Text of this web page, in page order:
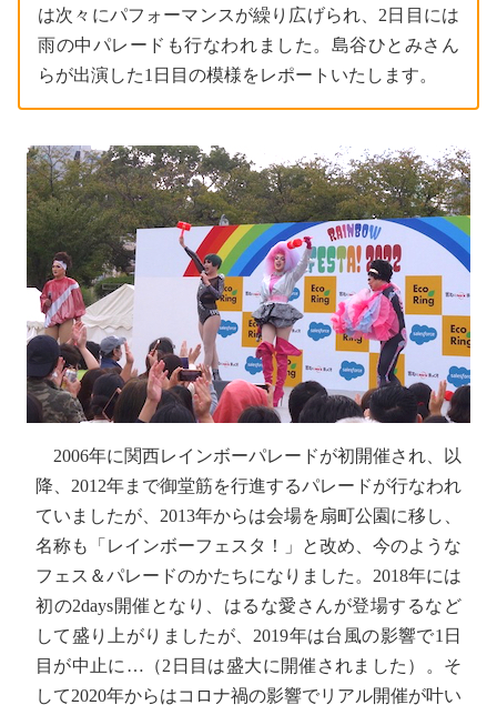
は次々にパフォーマンスが繰り広げられ、2日目には
雨の中パレードも行なわれました。島谷ひとみさん
らが出演した1日目の模様をレポートいたします。
2006年に関西レインボーパレードが初開催され、以
降、2012年まで御堂筋を行進するパレードが行なわれ
ていましたが、2013年からは会場を扇町公園に移し、
名称も「レインボーフェスタ！」と改め、今のような
フェス＆パレードのかたちになりました。2018年には
初の2days開催となり、はるな愛さんが登場するなど
して盛り上がりましたが、2019年は台風の影響で1日
目が中止に…（2日目は盛大に開催されました）。そ
して2020年からはコロナ禍の影響でリアル開催が叶い